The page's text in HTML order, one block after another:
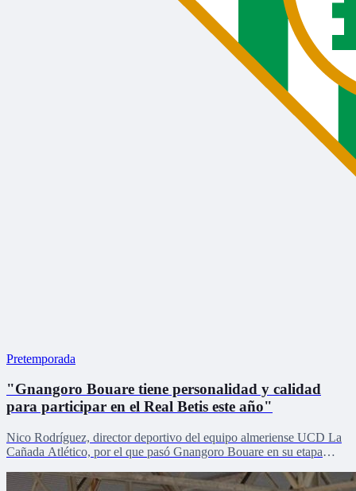
Pretemporada
"Gnangoro Bouare tiene personalidad y calidad
para participar en el Real Betis este año"
Nico Rodríguez, director deportivo del equipo almeriense UCD La
Cañada Atlético, por el que pasó Gnangoro Bouare en su etapa
cantera en la pretemporada verdiblanca con Zona Mixta.